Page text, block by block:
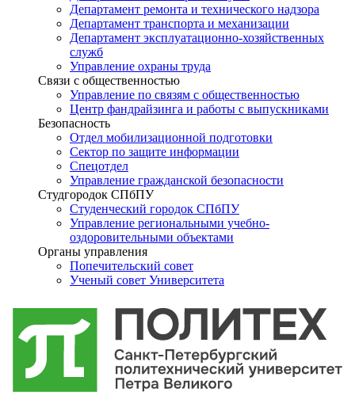
Департамент ремонта и технического надзора
Департамент транспорта и механизации
Департамент эксплуатационно-хозяйственных
служб
Управление охраны труда
Связи с общественностью
Управление по связям с общественностью
Центр фандрайзинга и работы с выпускниками
Безопасность
Отдел мобилизационной подготовки
Сектор по защите информации
Спецотдел
Управление гражданской безопасности
Студгородок СПбПУ
Студенческий городок СПбПУ
Управление региональными учебно-
оздоровительными объектами
Органы управления
Попечительский совет
Ученый совет Университета